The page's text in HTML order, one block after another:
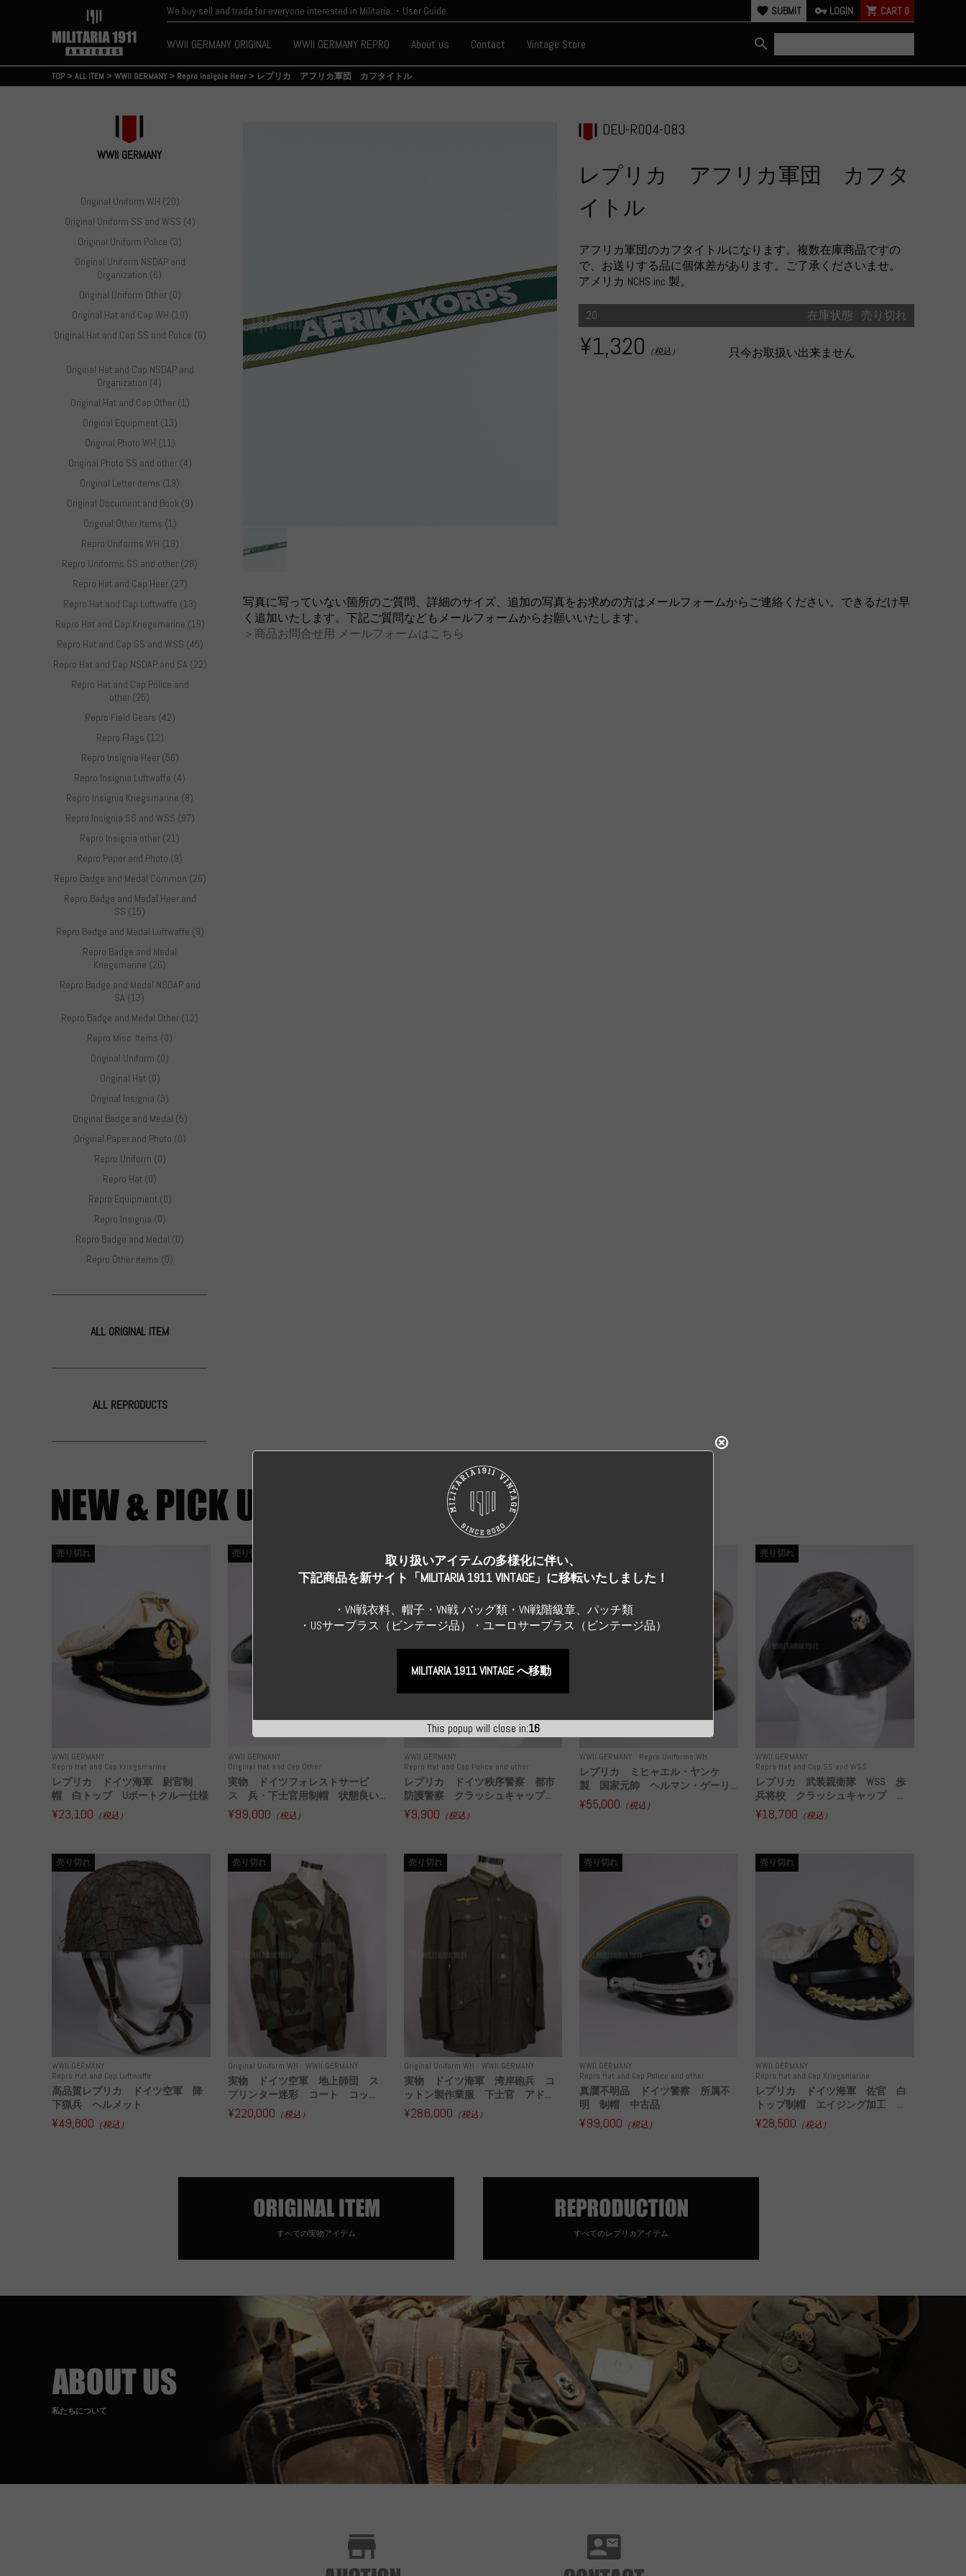
We buy sell and trade for everyone interested in Militaria.・User Guide favorite SUBMIT vpn_key LOGIN shopping_cart CART 0
WWII GERMANY ORIGINAL WWII GERMANY REPRO About us Contact Vintage Store search
TOP>ALL ITEM >WWII GERMANY > Repro Insignia Heer > レプリカ アフリカ軍団 カフタイトル
WWII GERMANY
Original Uniform WH (20)
Original Uniform SS and WSS (4)
Original Uniform Police (3)
Original Uniform NSDAP and
Organization (6)
Original Uniform Other (0)
Original Hat and Cap WH (10)
Original Hat and Cap SS and Police (6)
Original Hat and Cap NSDAP and
Organization (4)
Original Hat and Cap Other (1)
Original Equipment (13)
Original Photo WH (11)
Original Photo SS and other (4)
Original Letter items (19)
Original Document and Book (9)
Original Other Items (1)
Repro Uniforms WH (19)
Repro Uniforms SS and other (28)
Repro Hat and Cap Heer (27)
Repro Hat and Cap Luftwaffe (13)
Repro Hat and Cap Kriegsmarine (19)
Repro Hat and Cap SS and WSS (45)
Repro Hat and Cap NSDAP and SA (22)
Repro Hat and Cap Police and
other (25)
Repro Field Gears (42)
Repro Flags (12)
Repro Insignia Heer (56)
Repro Insignia Luftwaffe (4)
Repro Insignia Kriegsmarine (8)
Repro Insignia SS and WSS (97)
Repro Insignia other (21)
Repro Paper and Photo (9)
Repro Badge and Medal Common (26)
Repro Badge and Medal Heer and
SS (15)
Repro Badge and Medal Luftwaffe (9)
Repro Badge and Medal
Kriegsmarine (26)
Repro Badge and Medal NSDAP and
SA (13)
Repro Badge and Medal Other (12)
Repro Misc. Items (0)
Original Uniform (0)
Original Hat (0)
Original Insignia (3)
Original Badge and Medal (5)
Original Paper and Photo (0)
Repro Uniform (0)
Repro Hat (0)
Repro Equipment (0)
Repro Insignia (0)
Repro Badge and Medal (0)
Repro Other items (0)
ALL ORIGINAL ITEM
ALL REPRODUCTS
DEU-R004-083
レプリカ アフリカ軍団 カフタ
イトル
アフリカ軍団のカフタイトルになります。複数在庫商品ですの
で、お送りする品に個体差があります。ご了承くださいませ。
アメリカ NCHS inc 製。
20 在庫状態 : 売り切れ
¥1,320 （税込） 只今お取扱い出来ません
写真に写っていない箇所のご質問、詳細のサイズ、追加の写真をお求めの方はメールフォームからご連絡ください。できるだけ早
く追加いたします。下記ご質問などもメールフォームからお願いいたします。
＞商品お問合せ用 メールフォームはこちら
WWII GERMANY
Repro Hat and Cap Kriegsmarine
売り切れ
レプリカ ドイツ海軍 尉官制
帽 白トップ Uボートクルー仕様
¥23,100 （税込）
WWII GERMANY
Original Hat and Cap Other
売り切れ
実物 ドイツフォレストサービ
ス 兵・下士官用制帽 状態良い...
¥99,000 （税込）
WWII GERMANY
Repro Hat and Cap Police and other
売り切れ
レプリカ ドイツ秩序警察 都市
防護警察 クラッシュキャップ...
¥9,900 （税込）
WWII GERMANY Repro Uniforms WH
レプリカ ミヒャエル・ヤンケ
製 国家元帥 ヘルマン・ゲーリ...
¥55,000 （税込）
WWII GERMANY
Repro Hat and Cap SS and WSS
売り切れ
レプリカ 武装親衛隊 WSS 歩
兵将校 クラッシュキャップ ...
¥18,700 （税込）
WWII GERMANY
Repro Hat and Cap Luftwaffe
売り切れ
高品質レプリカ ドイツ空軍 降
下猟兵 ヘルメット
¥49,800 （税込）
Original Uniform WH WWII GERMANY
売り切れ
実物 ドイツ空軍 地上師団 ス
プリンター迷彩 コート コッ...
¥220,000 （税込）
Original Uniform WH WWII GERMANY
売り切れ
実物 ドイツ海軍 湾岸砲兵 コ
ットン製作業服 下士官 アド...
¥286,000 （税込）
WWII GERMANY
Repro Hat and Cap Police and other
売り切れ
真贋不明品 ドイツ警察 所属不
明 制帽 中古品
¥99,000 （税込）
WWII GERMANY
Repro Hat and Cap Kriegsmarine
売り切れ
レプリカ ドイツ海軍 佐官 白
トップ制帽 エイジング加工 ...
¥28,500 （税込）
すべての実物アイテム すべてのレプリカアイテム
私たちについて
This popup will close in:15
取り扱いアイテムの多様化に伴い、
下記商品を新サイト「MILITARIA 1911 VINTAGE」に移転いたしました！
・VN戦衣料、帽子・VN戦 バッグ類・VN戦階級章、パッチ類
・USサーブラス（ビンテージ品）・ユーロサープラス（ビンテージ品）
MILITARIA 1911 VINTAGE へ移動